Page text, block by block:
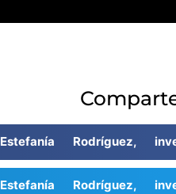
Estefanía Rodríguez,
Estefanía Rodríguez,